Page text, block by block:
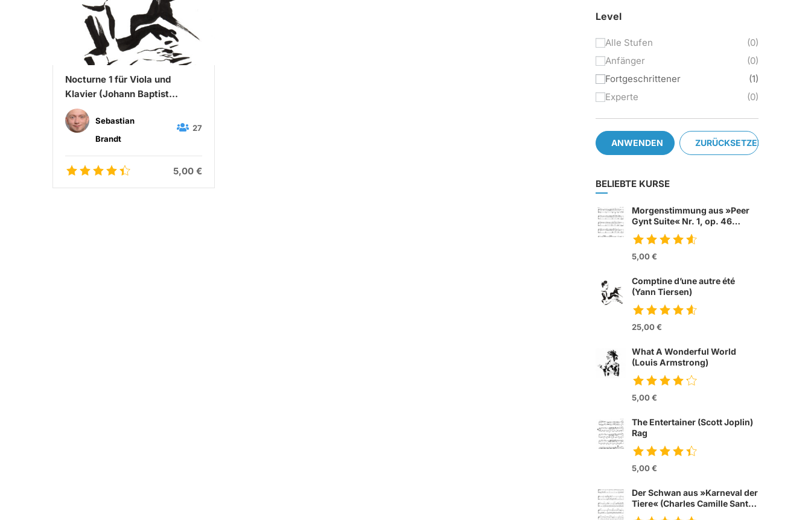
Nocturne 1 für Viola und
Klavier (Johann Baptist
Wenzel Kalliwoda)
Sebastian
Brandt
27
5,00 €
Level
Alle Stufen
0
Anfänger
0
Fortgeschrittener
1
Experte
0
ANWENDEN ZURÜCKSETZEN
BELIEBTE KURSE
Morgenstimmung aus »Peer
Gynt Suite« Nr. 1, op. 46
(Edvard Grieg)
5,00 €
Comptine d’une autre été
(Yann Tiersen)
from movie »Die
fabelhafte Welt der
25,00 €
What A Wonderful World
(Louis Armstrong)
5,00 €
The Entertainer (Scott Joplin)
Rag
from movie »Tom &
Jerry«
5,00 €
Der Schwan aus »Karneval der
Tiere« (Charles Camille Sant
Saens)